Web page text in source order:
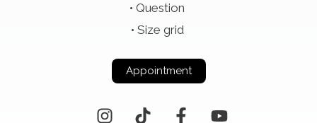
Question
Size grid
Appointment